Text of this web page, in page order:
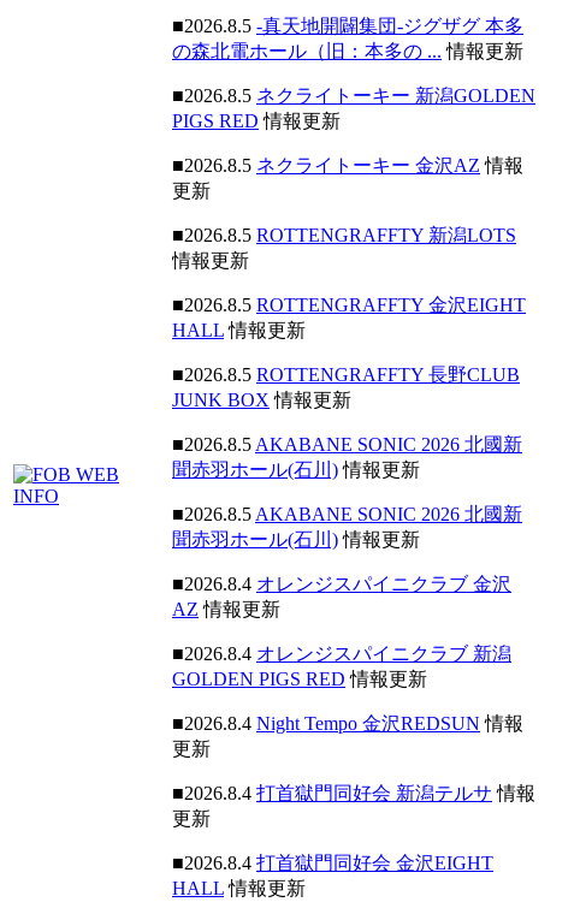
■2026.8.5 -真天地開闢集団-ジグザグ 本多
の森北電ホール（旧：本多の ... 情報更新
■2026.8.5 ネクライトーキー 新潟GOLDEN
PIGS RED 情報更新
■2026.8.5 ネクライトーキー 金沢AZ 情報
更新
■2026.8.5 ROTTENGRAFFTY 新潟LOTS
情報更新
■2026.8.5 ROTTENGRAFFTY 金沢EIGHT
HALL情報更新
■2026.8.5 ROTTENGRAFFTY 長野CLUB
JUNK BOX 情報更新
■2026.8.5 AKABANE SONIC 2026 北國新
聞赤羽ホール(石川)情報更新
■2026.8.5 AKABANE SONIC 2026 北國新
聞赤羽ホール(石川)情報更新
■2026.8.4 オレンジスパイニクラブ 金沢
AZ 情報更新
■2026.8.4 オレンジスパイニクラブ 新潟
GOLDEN PIGS RED 情報更新
■2026.8.4 Night Tempo 金沢REDSUN 情報
更新
■2026.8.4 打首獄門同好会 新潟テルサ 情報
更新
■2026.8.4 打首獄門同好会 金沢EIGHT
HALL情報更新